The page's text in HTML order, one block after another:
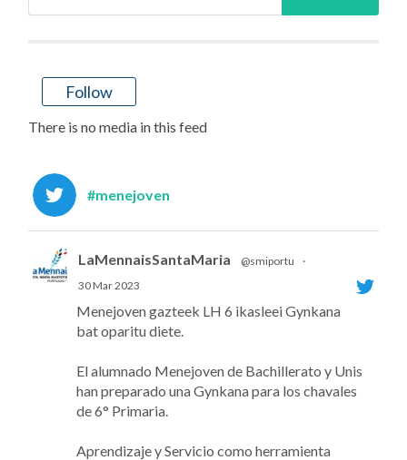
Follow
There is no media in this feed
#menejoven
LaMennaisSantaMaria @smiportu
·
30 Mar 2023
Menejoven gazteek LH 6 ikasleei Gynkana
bat oparitu diete.
El alumnado Menejoven de Bachillerato y Unis
han preparado una Gynkana para los chavales
de 6° Primaria.
Aprendizaje y Servicio como herramienta